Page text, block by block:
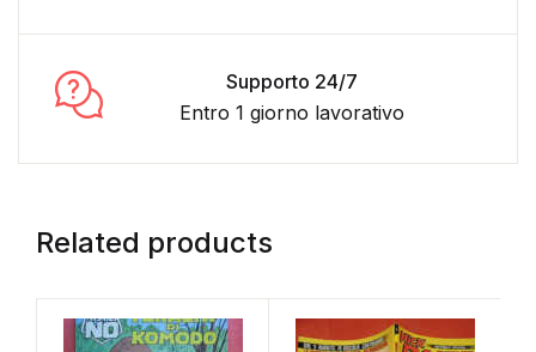
Supporto 24/7
Entro 1 giorno lavorativo
Related products